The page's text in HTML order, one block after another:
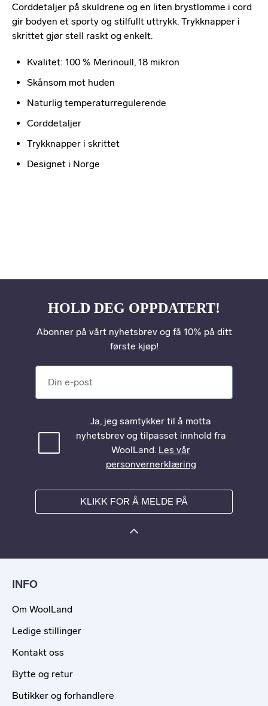
Corddetaljer på skuldrene og en liten brystlomme i cord
gir bodyen et sporty og stilfullt uttrykk. Trykknapper i
skrittet gjør stell raskt og enkelt.
Kvalitet: 100 % Merinoull, 18 mikron
Skånsom mot huden
Naturlig temperaturregulerende
Corddetaljer
Trykknapper i skrittet
Designet i Norge
HOLD DEG OPPDATERT!
Abonner på vårt nyhetsbrev og få 10% på ditt
første kjøp!
Ja, jeg samtykker til å motta
nyhetsbrev og tilpasset innhold fra
WoolLand. Les vår
personvernerklæring
KLIKK FOR Å MELDE PÅ
INFO
Om WoolLand
Ledige stillinger
Kontakt oss
Bytte og retur
Butikker og forhandlere